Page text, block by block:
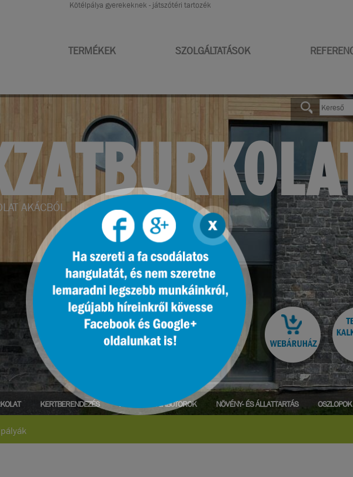
Kötélpálya gyerekeknek - játszótéri tartozék
TERMÉKEK SZOLGÁLTATÁSOK
KERTBERENDEZÉS PARK- ÉS UTCABÚTOROK NÖVÉNY- ÉS ÁLLATTARTÁS OSZLOPOK